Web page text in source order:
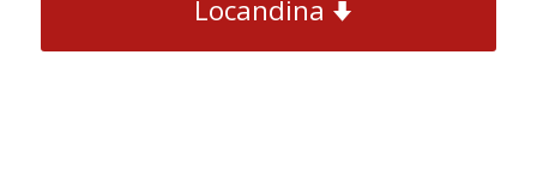
Locandina